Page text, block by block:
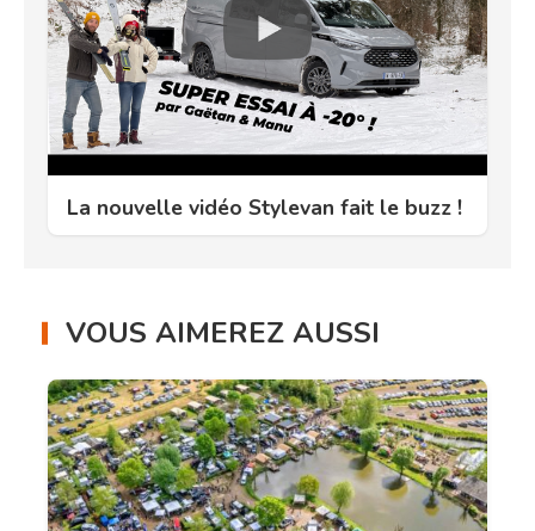
La nouvelle vidéo Stylevan fait le buzz !
VOUS AIMEREZ AUSSI